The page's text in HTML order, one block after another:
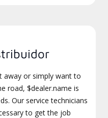
away or simply want to
road, $dealer.name is
Our service technicians
to get the job